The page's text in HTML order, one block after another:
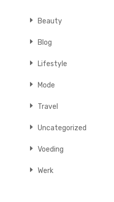
Beauty
Blog
Lifestyle
Mode
Travel
Uncategorized
Voeding
Werk